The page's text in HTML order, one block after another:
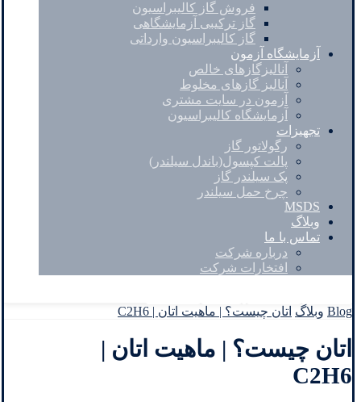
فروش گاز کالیبراسیون
گاز ترکیبی آزمایشگاهی
گاز کالیبراسیون وارداتی
آزمایشگاه آزمون
آنالیزگازهای خالص
آنالیز گازهای مخلوط
آزمون در سایت مشتری
آزمایشگاه کالیبراسیون
تجهیزات
رگولاتور گاز
پالت کپسول(باندل سیلندر)
پک سیلندر گاز
چرخ حمل سیلندر
MSDS
وبلاگ
تماس با ما
درباره شرکت
افتخارات شرکت
Blog وبلاگ اتان چیست؟ | ماهیت اتان | C2H6
اتان چیست؟ | ماهیت اتان |
C2H6